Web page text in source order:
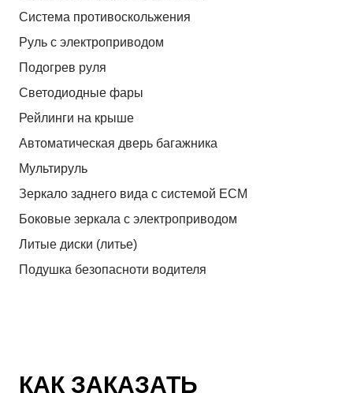
Система противоскольжения
Руль с электроприводом
Подогрев руля
Светодиодные фары
Рейлинги на крыше
Автоматическая дверь багажника
Мультируль
Зеркало заднего вида с системой ЕСМ
Боковые зеркала с электроприводом
Литые диски (литье)
Подушка безопасноти водителя
КАК ЗАКАЗАТЬ